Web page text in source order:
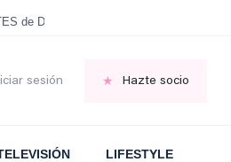
de Dani García
sesión Hazte socio
LIFESTYLE